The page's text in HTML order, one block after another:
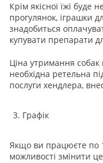
Крім якісної їжі буде
прогулянок, іграшки
знадобиться
купувати препарати
Ціна утримання
необхідна ретельна
послуги хендлера,
Графік
Якщо ви працюєте по
можливості змінити